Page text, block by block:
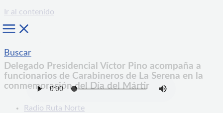
Ir al contenido
Buscar
Delegado Presidencial Víctor Pino acompaña a
funcionarios de Carabineros de La Serena en la
conmemoración del Día del Mártir
Radio Ruta Norte